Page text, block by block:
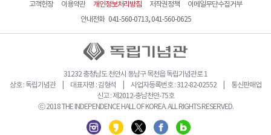
고객헌장 이용약관 개인정보처리방침 저작권정책
이메일무단수집거부
안내전화 041-560-0713, 041-560-0625
31232 충청남도 천안시 동남구 목천읍 독립기념관로 1
상호 : 독립기념관 | 대표자명 : 김형석 | 사업자등록번호 : 312-82-02552 | 통신판매업
신고 : 제2012-충남천안-75호
ⓒ 2018 THE INDEPENDENCE HALL OF KOREA. ALL RIGHTS RESERVED.